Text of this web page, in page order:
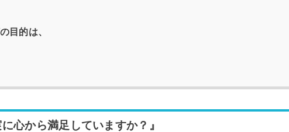
目的は、
心から満足していますか？』